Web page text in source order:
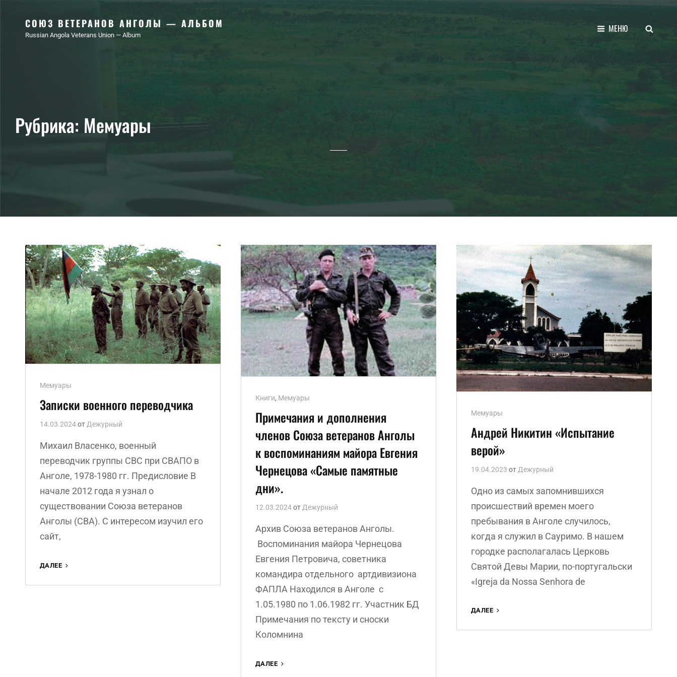
СОЮЗ ВЕТЕРАНОВ АНГОЛЫ — АЛЬБОМ
Russian Angola Veterans Union — Album
МЕНЮ
Рубрика: Мемуары
Ссылки
рубрик
Мемуары
Записки военного переводчика
14.03.2024отДежурный
Михаил Власенко, военный
переводчик группы СВС при СВАПО в
Анголе, 1978-1980 гг. Предисловие В
начале 2012 года я узнал о
существовании Союза ветеранов
Анголы (СВА). С интересом изучил его
сайт,
ДАЛЕЕ
ПЕРЕВОДЧИКА
Ссылки
рубрик
Книги, Мемуары
Примечания и дополнения
членов Союза ветеранов Анголы
к воспоминаниям майора Евгения
Чернецова «Самые памятные
дни».
12.03.2024отДежурный
Архив Союза ветеранов Анголы.
Воспоминания майора Чернецова
Евгения Петровича, советника
командира отдельного артдивизиона
ФАПЛА Находился в Анголе с
1.05.1980 по 1.06.1982 гг. Участник БД
Примечания по тексту и сноски
Коломнина
ДАЛЕЕ
Ссылки
рубрик
Мемуары
Андрей Никитин «Испытание
верой»
19.04.2023 от Дежурный
Одно из самых запомнившихся
происшествий времен моего
пребывания в Анголе случилось,
когда я служил в Сауримо. В нашем
городке располагалась Церковь
Святой Девы Марии, по-португальски
«Igreja da Nossa Senhora de
ДАЛЕЕ
«ИСПЫТАНИЕ